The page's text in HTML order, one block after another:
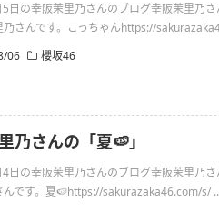
日の幸阪茉里乃さんのブログ幸阪茉里乃
乃さんです。こっちゃんhttps://
06
櫻坂46
乃さんの「夏🍉」
日の幸阪茉里乃さんのブログ幸阪茉里乃
んです。夏🍉https://sakurazaka46.com/s/